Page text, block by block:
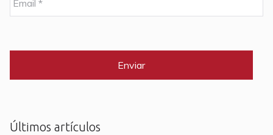
e
m
a
C
Últimos artículos